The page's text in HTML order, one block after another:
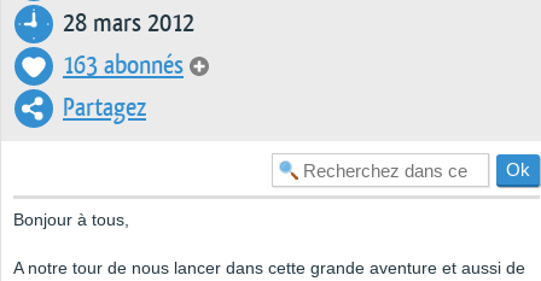
28 mars 2012
163 abonnés
Partagez
Bonjour à tous,
A notre tour de nous lancer dans cette grande aventure et aussi de